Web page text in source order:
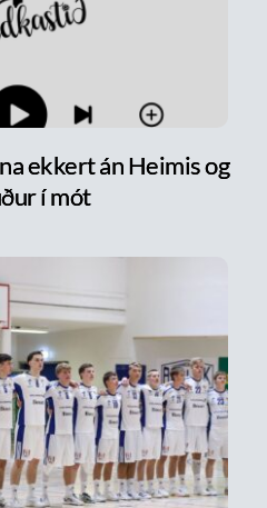
ekkert án Heimis og
í mót